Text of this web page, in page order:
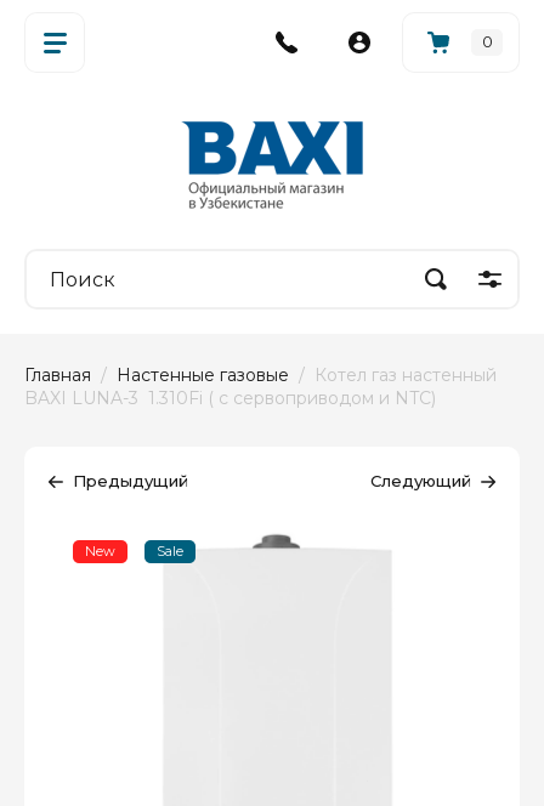
0
Главная / Настенные газовые /  Котел газ настенный
BAXI LUNA-3  1.310Fi ( с сервоприводом и NTC)
Предыдущий Следующий
New Sale